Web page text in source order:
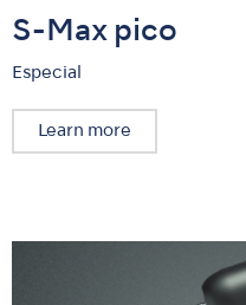
S-Max pico
Especial
Learn more